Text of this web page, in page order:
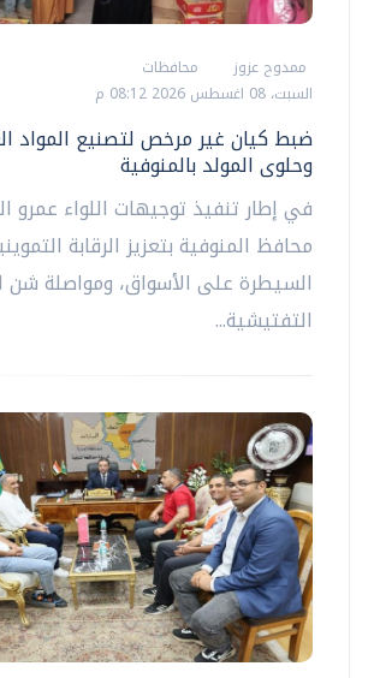
ممدوح عزوز
محافظات
السبت، 08 اغسطس 2026 08:12 م
ضبط كيان غير مرخص لتصنيع المواد
وحلوى المولد بالمنوفية
في إطار تنفيذ توجيهات اللواء عمرو
محافظ المنوفية بتعزيز الرقابة
السيطرة على الأسواق، ومواصلة شن
التفتيشية...